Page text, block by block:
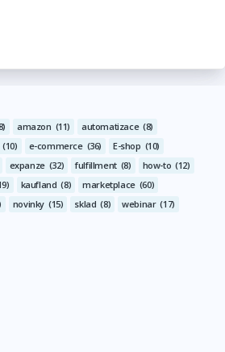
amazon (11) automatizace (8)
(10) e-commerce (36) E-shop (10)
expanze (32) fulfillment (8) how-to (12)
kaufland (8) marketplace (60)
novinky (15) sklad (8) webinar (17)